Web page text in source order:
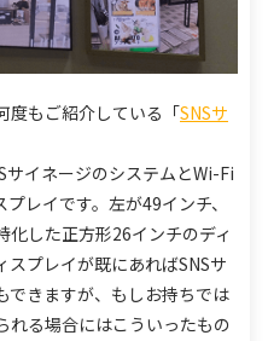
度もご紹介している「SNSサ
サイネージのシステムとWi-Fi
レイです。 左が49インチ、
した正方形26インチのディ
スプレイが既にあればSNSサ
きますが、 もしお持ちでは
れる場合にはこういったもの